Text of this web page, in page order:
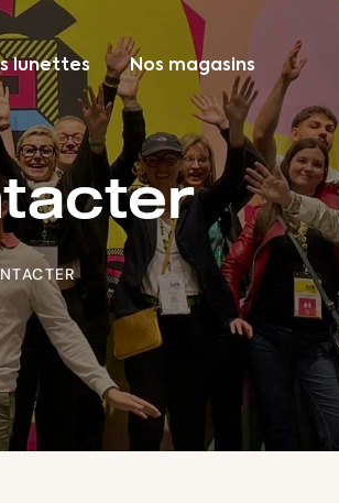
lunettes Nos magasins